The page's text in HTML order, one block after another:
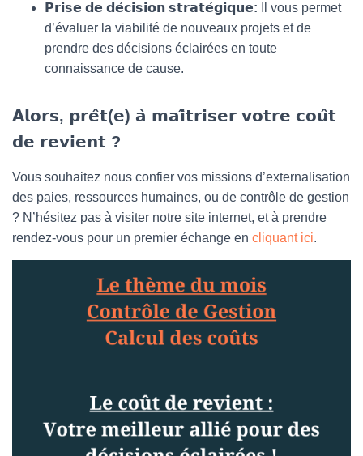
𝗣𝗿𝗶𝘀𝗲 𝗱𝗲 𝗱𝗲́𝗰𝗶𝘀𝗶𝗼𝗻 𝘀𝘁𝗿𝗮𝘁𝗲́𝗴𝗶𝗾𝘂𝗲: Il vous permet
d’évaluer la viabilité de nouveaux projets et de
prendre des décisions éclairées en toute
connaissance de cause.
𝗔𝗹𝗼𝗿𝘀, 𝗽𝗿𝗲̂𝘁(𝗲) 𝗮̀ 𝗺𝗮𝗶̂𝘁𝗿𝗶𝘀𝗲𝗿 𝘃𝗼𝘁𝗿𝗲 𝗰𝗼𝘂̂𝘁
𝗱𝗲 𝗿𝗲𝘃𝗶𝗲𝗻𝘁 ?
Vous souhaitez nous confier vos missions d’externalisation
des paies, ressources humaines, ou de contrôle de gestion
? N’hésitez pas à visiter notre site internet, et à prendre
rendez-vous pour un premier échange en cliquant ici.